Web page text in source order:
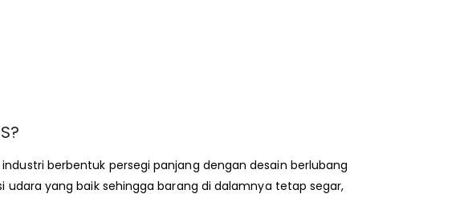
industri berbentuk persegi panjang dengan desain berlubang
udara yang baik sehingga barang di dalamnya tetap segar,